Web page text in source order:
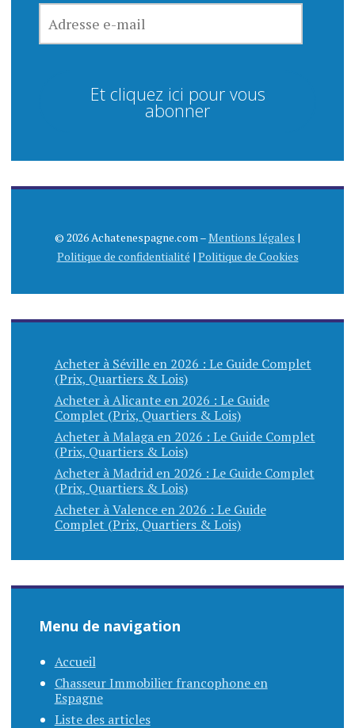
E-
MAIL
Et cliquez ici pour vous
abonner
© 2026 Achatenespagne.com –Mentions légales |
Politique de confidentialité | Politique de Cookies
Acheter à Séville en 2026 : Le Guide Complet
(Prix, Quartiers & Lois)
Acheter à Alicante en 2026 : Le Guide
Complet (Prix, Quartiers & Lois)
Acheter à Malaga en 2026 : Le Guide Complet
(Prix, Quartiers & Lois)
Acheter à Madrid en 2026 : Le Guide Complet
(Prix, Quartiers & Lois)
Acheter à Valence en 2026 : Le Guide
Complet (Prix, Quartiers & Lois)
Menu de navigation
Accueil
Chasseur Immobilier francophone en
Espagne
Liste des articles